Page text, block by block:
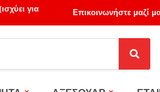
για Επικοινωνήστε μαζί
S
e